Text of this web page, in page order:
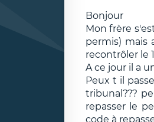
Bonjour
Mon frère
permis) mais
recontrôler le
A ce jour il a
Peux t il
tribunal???
repasser le
code à